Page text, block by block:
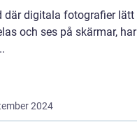
där digitala fotografier lätt
och ses på skärmar, har
2024